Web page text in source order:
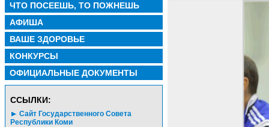
ЧТО ПОСЕЕШЬ, ТО ПОЖНЕШЬ
АФИША
ВАШЕ ЗДОРОВЬЕ
КОНКУРСЫ
ОФИЦИАЛЬНЫЕ ДОКУМЕНТЫ
CСЫЛКИ:
Сайт Государственного Совета
Республики Коми